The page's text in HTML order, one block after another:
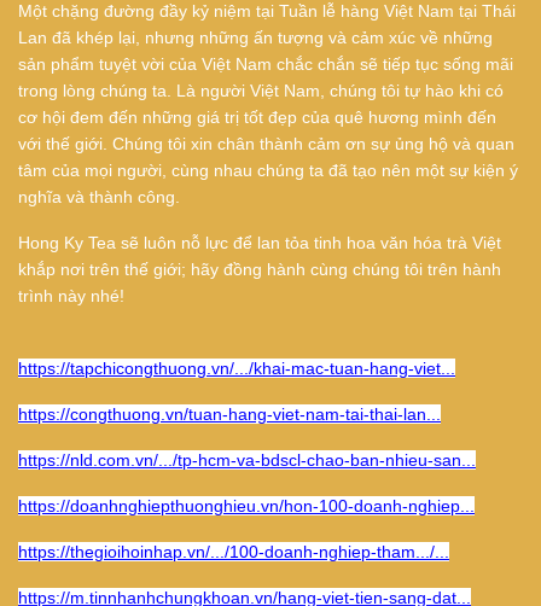
Một chặng đường đầy kỷ niệm tại Tuần lễ hàng Việt Nam tại Thái
Lan đã khép lại, nhưng những ấn tượng và cảm xúc về những
sản phẩm tuyệt vời của Việt Nam chắc chắn sẽ tiếp tục sống mãi
trong lòng chúng ta. Là người Việt Nam, chúng tôi tự hào khi có
cơ hội đem đến những giá trị tốt đẹp của quê hương mình đến
với thế giới. Chúng tôi xin chân thành cảm ơn sự ủng hộ và quan
tâm của mọi người, cùng nhau chúng ta đã tạo nên một sự kiện ý
nghĩa và thành công.
Hong Ky Tea sẽ luôn nỗ lực để lan tỏa tinh hoa văn hóa trà Việt
khắp nơi trên thế giới; hãy đồng hành cùng chúng tôi trên hành
trình này nhé!
https://tapchicongthuong.vn/.../khai-mac-tuan-hang-viet...
https://congthuong.vn/tuan-hang-viet-nam-tai-thai-lan...
https://nld.com.vn/.../tp-hcm-va-bdscl-chao-ban-nhieu-san...
https://doanhnghiepthuonghieu.vn/hon-100-doanh-nghiep...
https://thegioihoinhap.vn/.../100-doanh-nghiep-tham.../...
https://m.tinnhanhchungkhoan.vn/hang-viet-tien-sang-dat...